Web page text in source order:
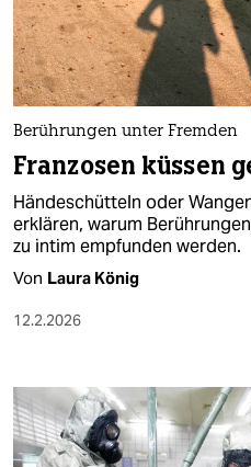
nord
wahrheit
verlag
verlag
veranstaltungen
shop
fragen & hilfe
abo
genossenschaft
Berührungen unter Fremden
Franzosen küssen
Händeschütteln oder
erklären, warum
zu intim empfunden werden.
Von Laura König
12.2.2026